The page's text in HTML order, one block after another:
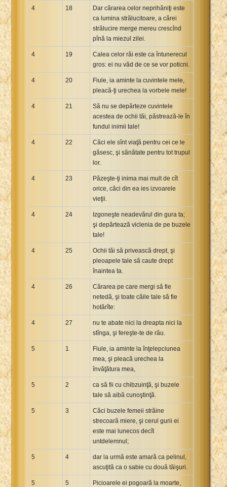
4 18
Dar cărarea celor neprihăniţi este
ca lumina strălucitoare, a cărei
strălucire merge mereu crescînd
pînă la miezul zilei.
4 19
Calea celor răi este ca întunerecul
gros: ei nu văd de ce se vor poticni.
4 20
Fiule, ia aminte la cuvintele mele,
pleacă-ţi urechea la vorbele mele!
4 21
Să nu se depărteze cuvintele
acestea de ochii tăi, păstrează-le în
fundul inimii tale!
4 22
Căci ele sînt viaţă pentru cei ce le
găsesc, şi sănătate pentru tot trupul
lor.
4 23
Păzeşte-ţi inima mai mult de cît
orice, căci din ea ies izvoarele
vieţii.
4 24
Izgoneşte neadevărul din gura ta;
şi depărtează viclenia de pe buzele
tale!
4 25
Ochii tăi să privească drept, şi
pleoapele tale să caute drept
înaintea ta.
4 26
Cărarea pe care mergi să fie
netedă, şi toate căile tale să fie
hotărîte:
4 27
nu te abate nici la dreapta nici la
stînga, şi fereşte-te de rău.
5 1
Fiule, ia aminte la înţelepciunea
mea, şi pleacă urechea la
învăţătura mea,
5 2
ca să fii cu chibzuinţă, şi buzele
tale să aibă cunoştinţă.
5 3
Căci buzele femeii străine
strecoară miere, şi cerul gurii ei
este mai lunecos decît
untdelemnul;
5 4
dar la urmă este amară ca pelinul,
ascuţită ca o sabie cu două tăişuri.
5 5
Picioarele ei pogoară la moarte,